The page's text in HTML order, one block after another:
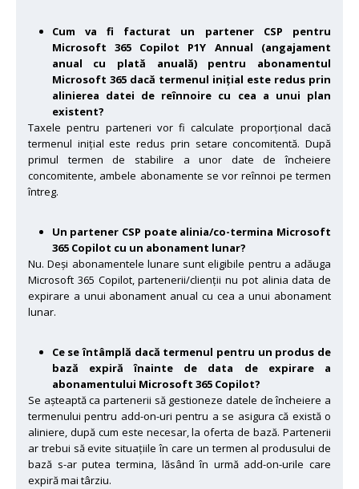
Cum va fi facturat un partener CSP pentru
Microsoft 365 Copilot P1Y Annual (angajament
anual cu plată anuală) pentru abonamentul
Microsoft 365 dacă termenul inițial este redus prin
alinierea datei de reînnoire cu cea a unui plan
existent?
Taxele pentru parteneri vor fi calculate proporțional dacă
termenul inițial este redus prin setare concomitentă. După
primul termen de stabilire a unor date de încheiere
concomitente, ambele abonamente se vor reînnoi pe termen
întreg.
Un partener CSP poate alinia/co-termina Microsoft
365 Copilot cu un abonament lunar?
Nu. Deși abonamentele lunare sunt eligibile pentru a adăuga
Microsoft 365 Copilot, partenerii/clienții nu pot alinia data de
expirare a unui abonament anual cu cea a unui abonament
lunar.
Ce se întâmplă dacă termenul pentru un produs de
bază expiră înainte de data de expirare a
abonamentului Microsoft 365 Copilot?
Se așteaptă ca partenerii să gestioneze datele de încheiere a
termenului pentru add-on-uri pentru a se asigura că există o
aliniere, după cum este necesar, la oferta de bază. Partenerii
ar trebui să evite situațiile în care un termen al produsului de
bază s-ar putea termina, lăsând în urmă add-on-urile care
expiră mai târziu.